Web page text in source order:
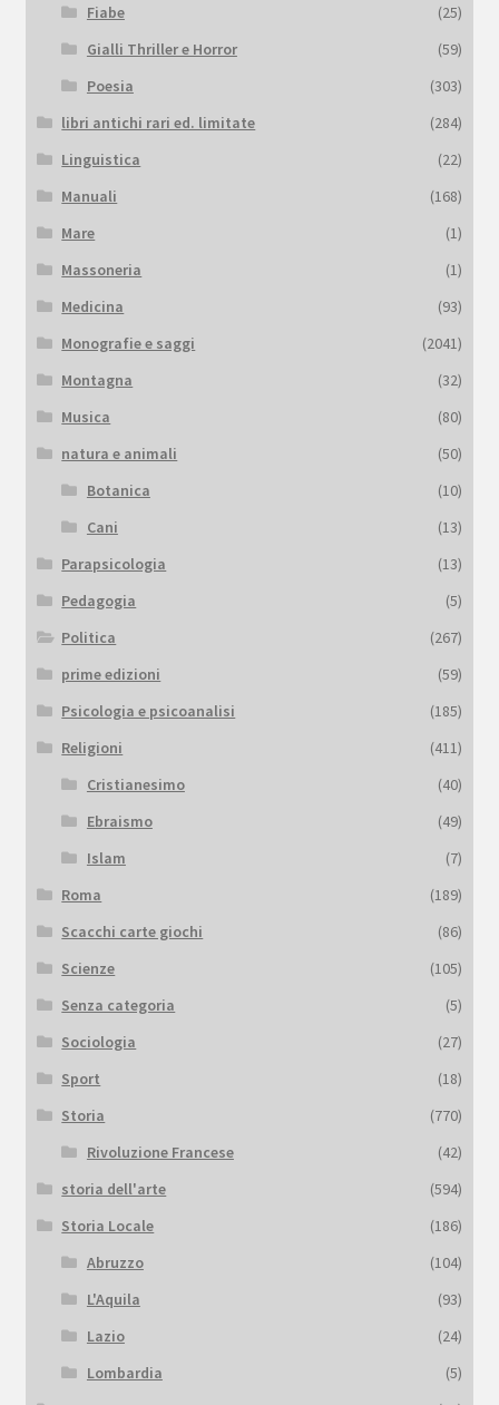
Fiabe
(25)
Gialli Thriller e Horror
(59)
Poesia
(303)
libri antichi rari ed. limitate
(284)
Linguistica
(22)
Manuali
(168)
Mare
(1)
Massoneria
(1)
Medicina
(93)
Monografie e saggi
(2041)
Montagna
(32)
Musica
(80)
natura e animali
(50)
Botanica
(10)
Cani
(13)
Parapsicologia
(13)
Pedagogia
(5)
Politica
(267)
prime edizioni
(59)
Psicologia e psicoanalisi
(185)
Religioni
(411)
Cristianesimo
(40)
Ebraismo
(49)
Islam
(7)
Roma
(189)
Scacchi carte giochi
(86)
Scienze
(105)
Senza categoria
(5)
Sociologia
(27)
Sport
(18)
Storia
(770)
Rivoluzione Francese
(42)
storia dell'arte
(594)
Storia Locale
(186)
Abruzzo
(104)
L'Aquila
(93)
Lazio
(24)
Lombardia
(5)